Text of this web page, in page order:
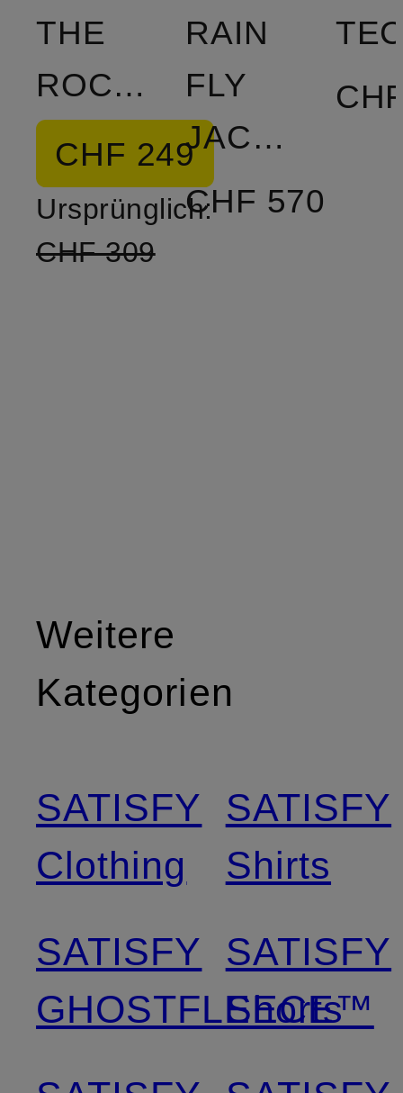
THE
ROCKER
CHF 249
Ursprünglich:
CHF 309
RAIN
FLY
JACKET
CHF 570
Weitere
Kategorien
SATISFY
Clothing
SATISFY
GHOSTFLEECE™
SATISFY
Shirts
SATISFY
Shorts